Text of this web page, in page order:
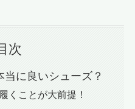
次
に良いシューズ？
くことが大前提！